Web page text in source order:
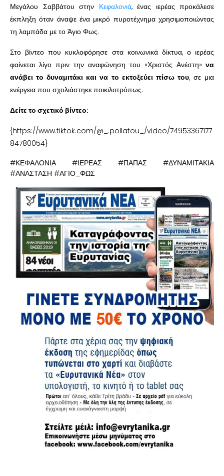
Μεγάλου Σαββάτου στην Κεφαλονιά, ένας ιερέας προκάλεσε
έκπληξη όταν άναψε ένα μικρό πυροτέχνημα χρησιμοποιώντας
τη λαμπάδα με το Άγιο Φως.
Στο βίντεο που κυκλοφόρησε στα κοινωνικά δίκτυα, ο ιερέας
φαίνεται λίγο πριν την αναφώνηση του «Χριστός Ανέστη» να
ανάβει το δυναμιτάκι και να το εκτοξεύει πίσω του, σε μια
ενέργεια που σχολιάστηκε ποικιλοτρόπως.
Δείτε το σχετικό βίντεο:
{https://www.tiktok.com/@_.pollatou_/video/74953367177
84780054}
#ΚΕΦΑΛΟΝΙΑ #ΙΕΡΕΑΣ #ΠΑΠΑΣ #ΔΥΝΑΜΙΤΑΚΙΑ
#ΑΝΑΣΤΑΣΗ #ΑΓΙΟ_ΦΩΣ